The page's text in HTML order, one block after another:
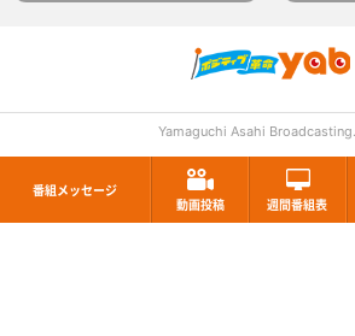
番組メッセージ
動画投稿
週間番組表
Yamaguchi Asahi